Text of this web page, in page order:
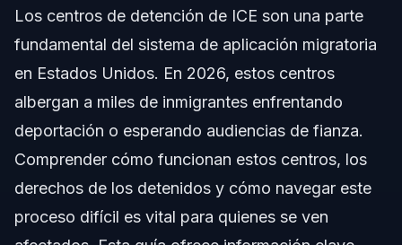
Descripción General de los Centros de Detención
de ICE
Paso a Paso: Qué Sucede en la Detención
Comunicación en el Centro de Detención
Buscador de Centros de Detención y Persona Detenida
Condiciones en Centros de Detención Migratoria
Los centros de detención de ICE son una parte
fundamental del sistema de aplicación migratoria
en Estados Unidos. En 2026, estos centros
albergan a miles de inmigrantes enfrentando
deportación o esperando audiencias de fianza.
Comprender cómo funcionan estos centros, los
derechos de los detenidos y cómo navegar este
proceso difícil es vital para quienes se ven